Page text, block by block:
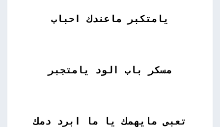
يامتكبر ماعندك احباب
مسكر باب الود يامتجبر
تعبى مايهمك يا ما ابرد دمك